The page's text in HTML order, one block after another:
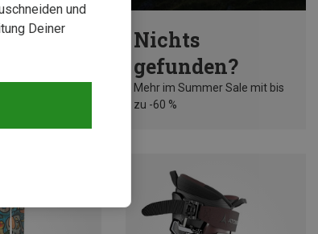
Nichts
gefunden?
Mehr im Summer Sale mit bis
zu -60 %
und
Deiner